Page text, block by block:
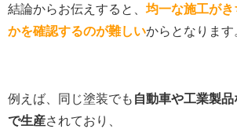
結論からお伝えすると、 均一な施工が
かを確認するのが難しいからとなります
例えば、同じ塗装でも 自動車や工業製
で生産されており、